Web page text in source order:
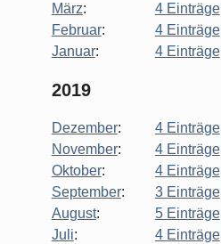
März:
4 Einträge
Februar:
4 Einträge
Januar: 4 Einträge
2019
Dezember:
4 Einträge
November:
4 Einträge
Oktober:
4 Einträge
September:
3 Einträge
August:
5 Einträge
Juli:
4 Einträge